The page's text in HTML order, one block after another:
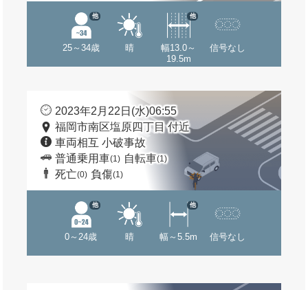
25～34歳
他
晴
幅13.0～
19.5m
他
信号なし
2023年2月22日(水)06:55
福岡市南区塩原四丁目 付近
車両相互 小破事故
普通乗用車(1) 自転車(1)
死亡(0) 負傷(1)
0～24歳
他
晴 幅～5.5m
他
信号なし